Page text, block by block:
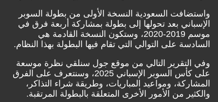
واستضافت السعودية النسخة الأولى من بطولة السوبر
الإسباني بعد تحولها إلى بطولة بمشاركة أربعة فرق في
موسم 2019-2020، وستكون النسخة القادمة هي
السادسة على التوالي التي تقام فيها البطولة بهذا النظام.
وفي التقرير التالي من موقع جول سنلقي نظرة موسعة
على كأس السوبر الإسباني 2025، وسنتعرف على الفرق
المشاركة، ومواعيد المباريات، وطريقة شراء التذاكر،
والكثير من الأمور الأخرى المتعلقة بالبطولة المرتقبة.